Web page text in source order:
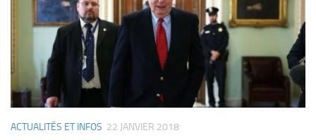
ACTUALITÉS ET INFOS 22 JANVIER 2018